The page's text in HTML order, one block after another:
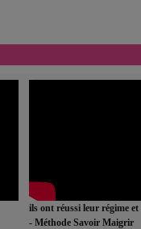
ils ont réussi leur régime
- Méthode Savoir Maigrir